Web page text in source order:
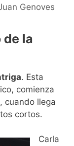
Genoves
de la
. Esta
comienza
cuando llega
cortos.
Carla